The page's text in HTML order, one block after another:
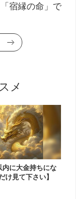
宿縁の命」で
メ
内に大金持ちにな
け見て下さい】